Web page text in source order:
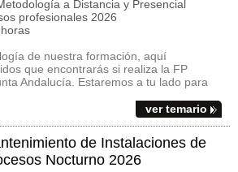
a Distancia y Presencial
profesionales 2026
de nuestra formación, aquí
que encontrarás si realiza la FP
Andalucía. Estaremos a tu lado para
ver temario
de Instalaciones de
Nocturno 2026